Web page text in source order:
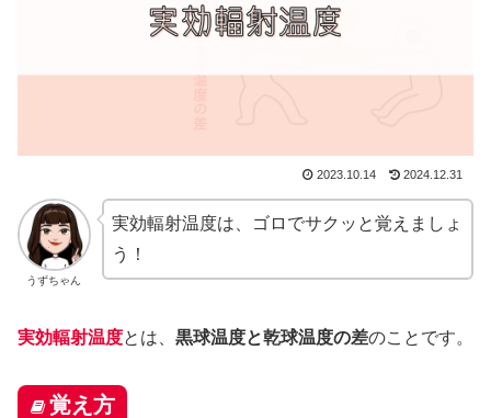
2023.10.14 2024.12.31
うずちゃん
実効輻射温度は、ゴロでサクッと覚えましょ
う！
実効輻射温度とは、 黒球温度と乾球温度の差のことです。
覚え方